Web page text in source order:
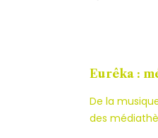
Eurêka :
De la
des